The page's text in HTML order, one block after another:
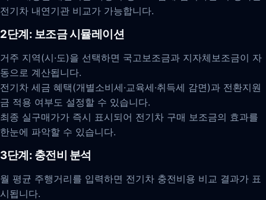
전기차 내연기관 비교가 가능합니다.
2단계: 보조금 시뮬레이션
거주 지역(시·도)을 선택하면 국고보조금과 지자체보조금이 자
동으로 계산됩니다.
전기차 세금 혜택(개별소비세·교육세·취득세 감면)과 전환지원
금 적용 여부도 설정할 수 있습니다.
최종 실구매가가 즉시 표시되어 전기차 구매 보조금의 효과를
한눈에 파악할 수 있습니다.
3단계: 충전비 분석
월 평균 주행거리를 입력하면 전기차 충전비용 비교 결과가 표
시됩니다.